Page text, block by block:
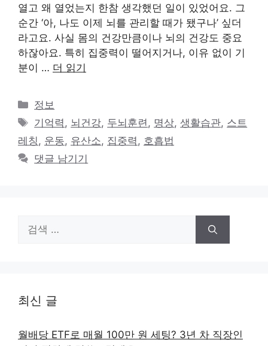
열고 왜 열었는지 한참 생각했던 일이 있었어요. 그
순간 ‘아, 나도 이제 뇌를 관리할 때가 됐구나’ 싶더
라고요. 사실 몸의 건강만큼이나 뇌의 건강도 중요
하잖아요. 특히 집중력이 떨어지거나, 이유 없이 기
분이 … 더 읽기
카
테
리
정보
태
그
기억력, 뇌건강, 두뇌훈련, 명상,생활습관, 스트
레칭, 운동, 유산소, 집중력, 호흡법
댓글 남기기
색:
최신 글
월배당 ETF로 매월 100만 원 세팅? 3년 차 직장인